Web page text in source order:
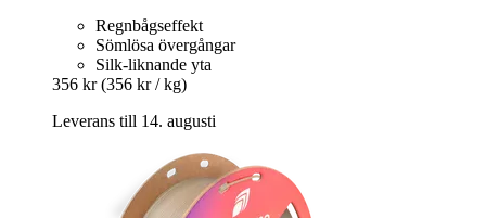
Regnbågseffekt
Sömlösa övergångar
Silk-liknande yta
356 kr (356 kr / kg)
Leverans till 14. augusti